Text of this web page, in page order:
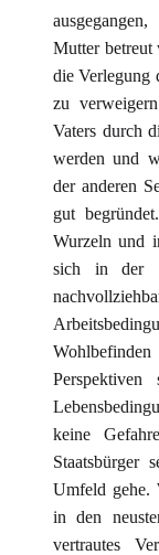
Mutter betreut
die Verlegung
zu
Vaters durch
werden und
der anderen
gut
Wurzeln und
sich in der
keine
Staatsbürger
Umfeld gehe.
in den
vertrautes